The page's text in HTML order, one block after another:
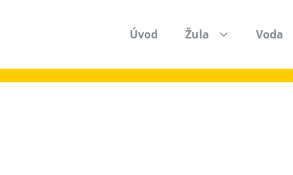
Úvod Žula Voda